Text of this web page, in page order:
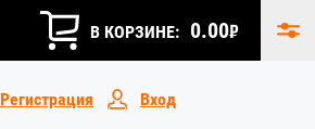
В КОРЗИНЕ: 0.00₽
Регистрация Вход